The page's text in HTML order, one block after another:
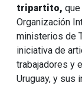
tripartito,
Organización
ministerios de
iniciativa de
trabajadores y
Uruguay, y sus